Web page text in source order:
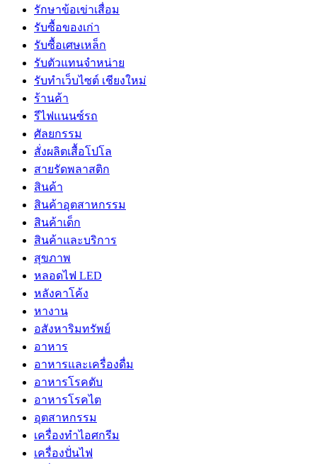
รักษาข้อเข่าเสื่อม
รับซื้อของเก่า
รับซื้อเศษเหล็ก
รับตัวแทนจำหน่าย
รับทำเว็บไซต์ เชียงใหม่
ร้านค้า
รีไฟแนนซ์รถ
ศัลยกรรม
สั่งผลิตเสื้อโปโล
สายรัดพลาสติก
สินค้า
สินค้าอุตสาหกรรม
สินค้าเด็ก
สินค้าและบริการ
สุขภาพ
หลอดไฟ LED
หลังคาโค้ง
หางาน
อสังหาริมทรัพย์
อาหาร
อาหารและเครื่องดื่ม
อาหารโรคตับ
อาหารโรคไต
อุตสาหกรรม
เครื่องทำไอศกรีม
เครื่องปั่นไฟ